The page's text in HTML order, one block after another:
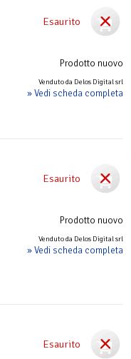
Esaurito
Prodotto nuovo
Venduto da Delos Digital srl
» Vedi scheda completa
Esaurito
Prodotto nuovo
Venduto da Delos Digital srl
» Vedi scheda completa
Esaurito